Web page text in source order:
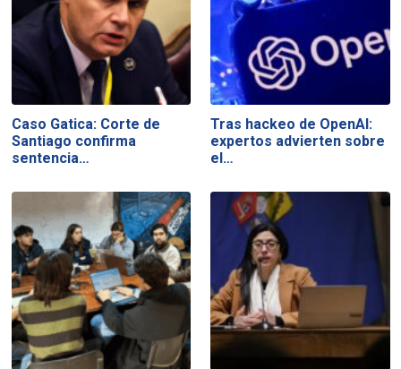
Caso Gatica: Corte de
Santiago confirma
sentencia…
Tras hackeo de OpenAI:
expertos advierten sobre
el…